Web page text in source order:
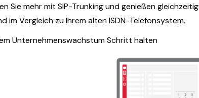
Sie mehr mit SIP-Trunking und genießen gleichzeitig
im Vergleich zu Ihrem alten ISDN-Telefonsystem.
Unternehmenswachstum Schritt halten